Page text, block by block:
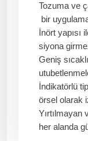
Tozuma ve
bir
İnört yapısı
siyona
Geniş
İndikatörlü
örsel olarak
Yırtılmayan
her alanda